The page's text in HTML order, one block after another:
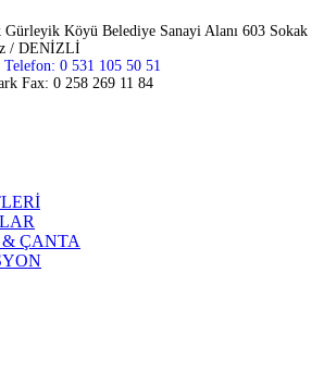
Gürleyik Köyü Belediye Sanayi Alanı 603 Sokak
/ DENİZLİ
Telefon: 0 531 105 50 51
Fax: 0 258 269 11 84
& ÇANTA